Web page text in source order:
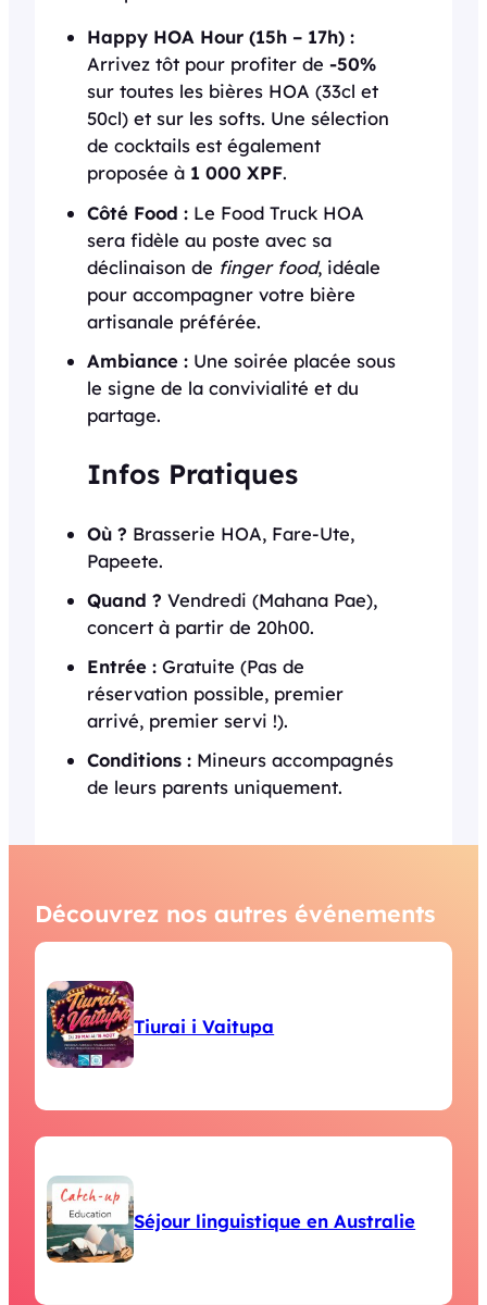
Happy HOA Hour (15h – 17h) :
Arrivez tôt pour profiter de -50%
sur toutes les bières HOA (33cl et
50cl) et sur les softs. Une sélection
de cocktails est également
proposée à 1 000 XPF.
Côté Food : Le Food Truck HOA
sera fidèle au poste avec sa
déclinaison de finger food, idéale
pour accompagner votre bière
artisanale préférée.
Ambiance : Une soirée placée sous
le signe de la convivialité et du
partage.
Infos Pratiques
Où ? Brasserie HOA, Fare-Ute,
Papeete.
Quand ? Vendredi (Mahana Pae),
concert à partir de 20h00.
Entrée : Gratuite (Pas de
réservation possible, premier
arrivé, premier servi !).
Conditions : Mineurs accompagnés
de leurs parents uniquement.
Découvrez nos autres événements
Tiurai i Vaitupa
Séjour linguistique en Australie